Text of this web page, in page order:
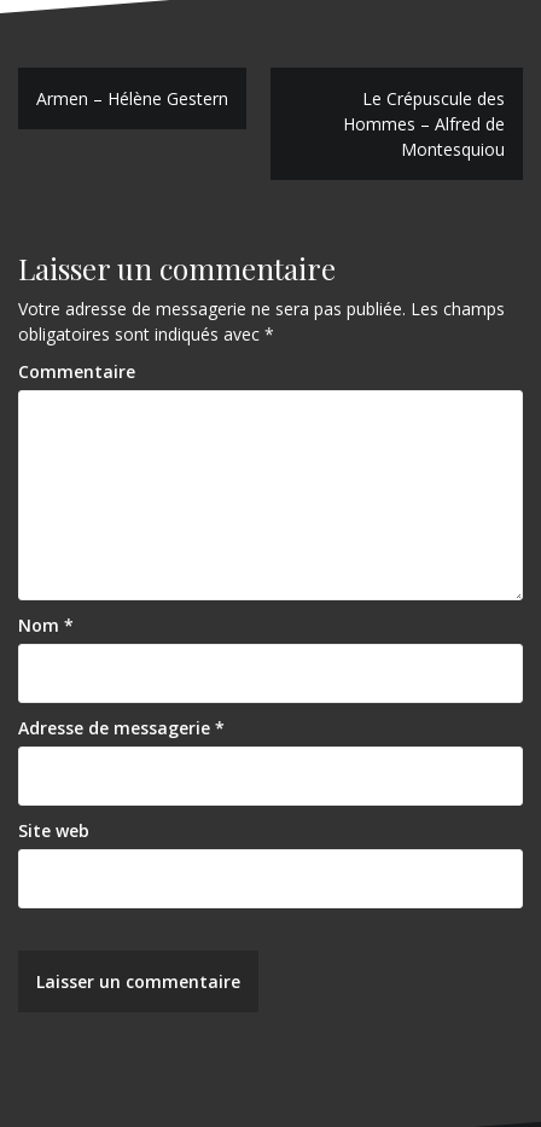
N
g
a
t
i
l
’
r
t
c
l
e
Armen – Hélène Gestern
Le Crépuscule des
Hommes – Alfred de
Montesquiou
Laisser un commentaire
Votre adresse de messagerie ne sera pas publiée. Les champs
obligatoires sont indiqués avec *
Commentaire
Nom *
Adresse de messagerie *
Site web